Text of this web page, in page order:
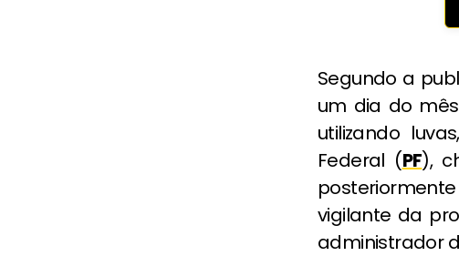
Segundo a
um dia do
utilizando
Federal (PF),
vigilante da
administrador